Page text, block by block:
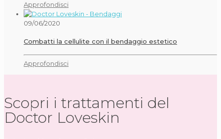
Approfondisci
09/06/2020
Combatti la cellulite con il bendaggio estetico
Approfondisci
Scopri i trattamenti del
Doctor Loveskin